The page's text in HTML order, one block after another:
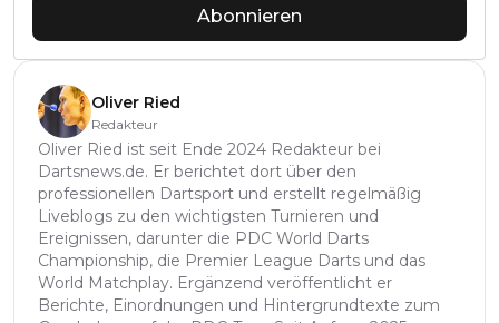
Abonnieren
Oliver Ried
Redakteur
Oliver Ried ist seit Ende 2024 Redakteur bei
Dartsnews.de. Er berichtet dort über den
professionellen Dartsport und erstellt regelmäßig
Liveblogs zu den wichtigsten Turnieren und
Ereignissen, darunter die PDC World Darts
Championship, die Premier League Darts und das
World Matchplay. Ergänzend veröffentlicht er
Berichte, Einordnungen und Hintergrundtexte zum